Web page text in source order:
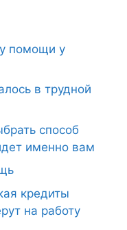
помощи у
в трудной
способ
именно вам
кредиты
на работу